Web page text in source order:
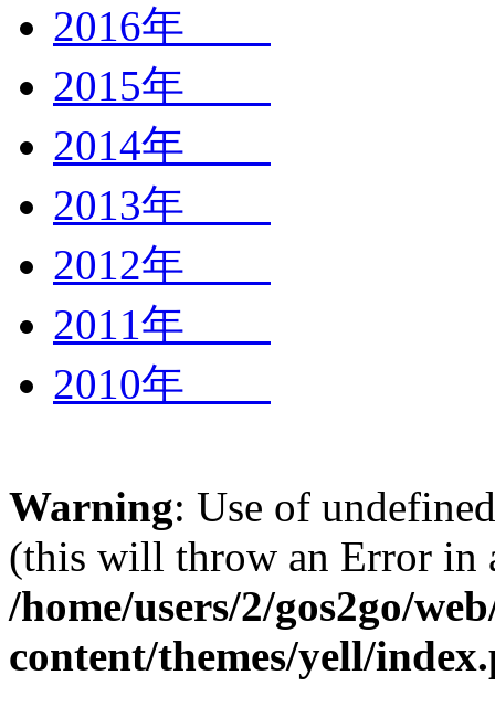
2016年
2015年
2014年
2013年
2012年
2011年
2010年
Warning: Use of
(this will throw an Error in
/home/users/2/gos2go/
content/themes/yell/